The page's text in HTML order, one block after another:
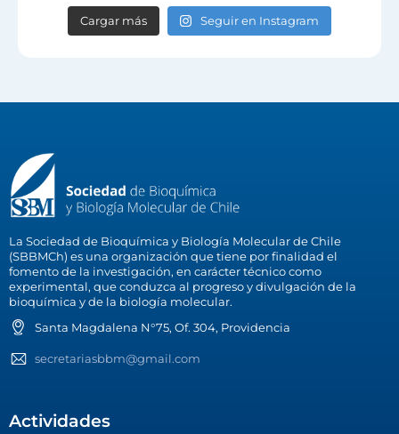
Cargar más Seguir en Instagram
La Sociedad de Bioquímica y Biología Molecular de Chile
(SBBMCh) es una organización que tiene por finalidad el
fomento de la investigación, en carácter técnico como
experimental, que conduzca al progreso y divulgación de la
bioquímica y de la biología molecular.
Santa Magdalena N°75, Of. 304, Providencia
secretariasbbm@gmail.com
Actividades